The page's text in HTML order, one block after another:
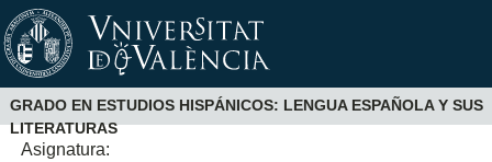
GRADO EN ESTUDIOS HISPÁNICOS: LENGUA ESPAÑOLA Y SUS
LITERATURAS
Asignatura: